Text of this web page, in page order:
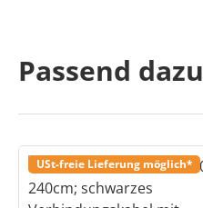
Passend dazu
USt-freie Lieferung möglich*